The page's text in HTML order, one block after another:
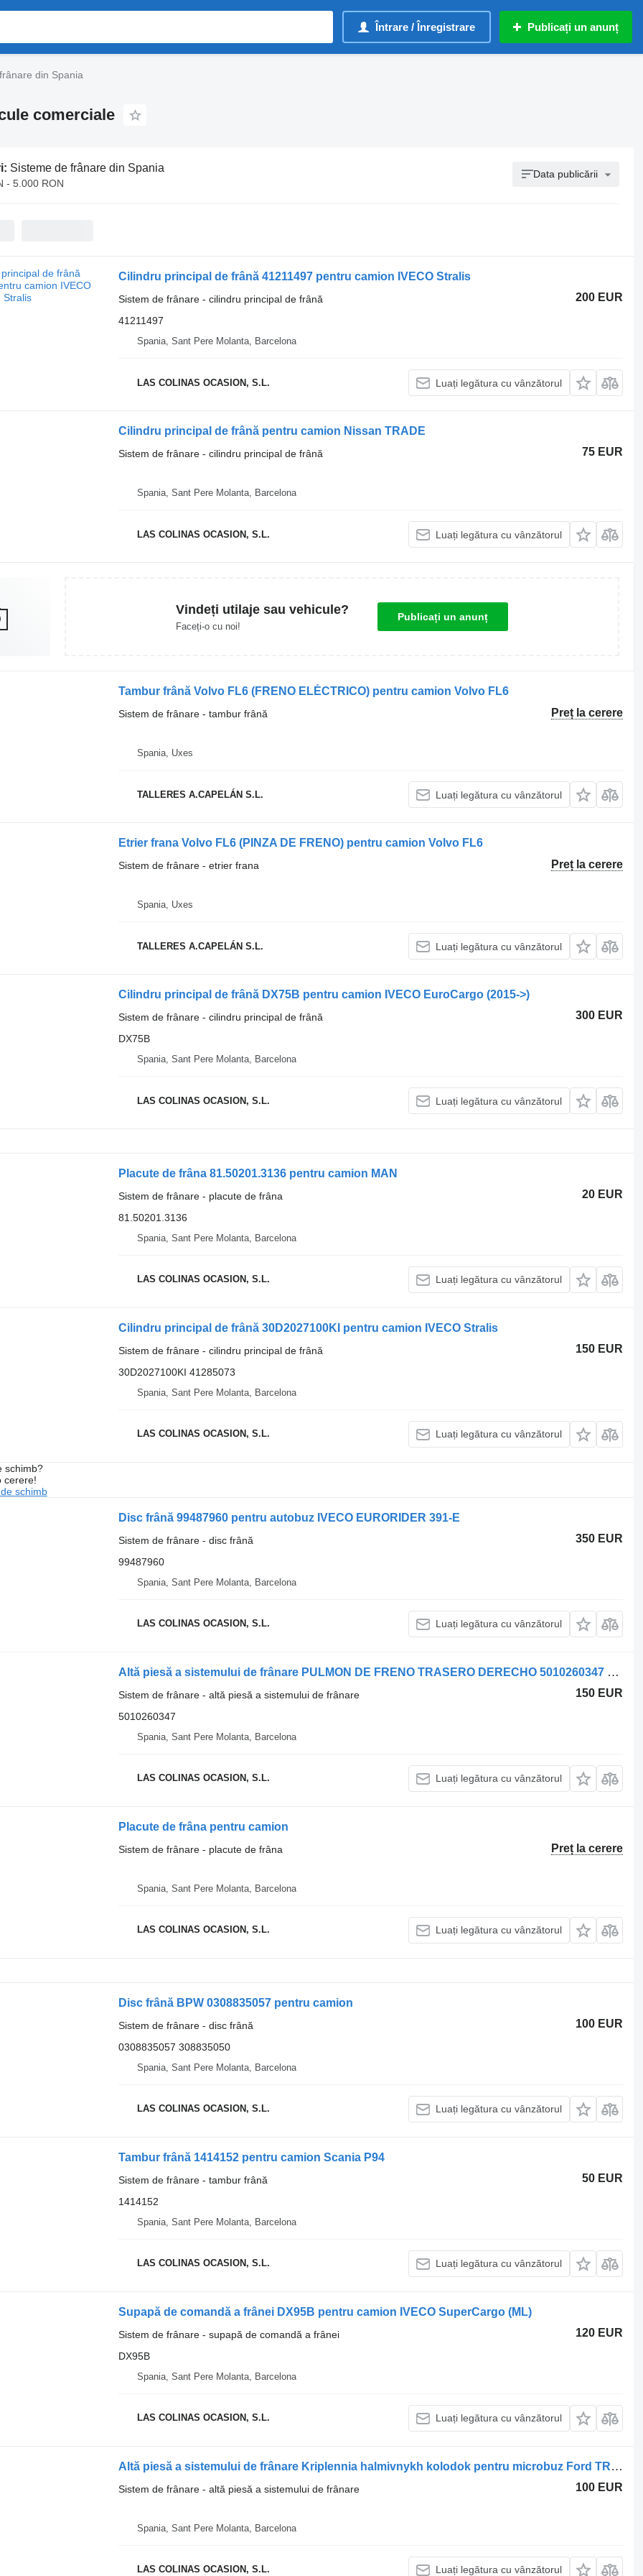
Întrare / Înregistrare Publicați un anunț
din Spania
comerciale
Sisteme de frânare din Spania
- 5.000 RON
Data publicării
Cilindru principal de frână 41211497 pentru camion IVECO Stralis
200 EUR
Sistem de frânare - cilindru principal de frână
41211497
Spania, Sant Pere Molanta, Barcelona
LAS COLINAS OCASION, S.L. Luați legătura cu vânzătorul
Cilindru principal de frână pentru camion Nissan TRADE
75 EUR
Sistem de frânare - cilindru principal de frână
Spania, Sant Pere Molanta, Barcelona
LAS COLINAS OCASION, S.L. Luați legătura cu vânzătorul
Vindeți utilaje sau vehicule?
Faceți-o cu noi!
Publicați un anunț
Tambur frână Volvo FL6 (FRENO ELÉCTRICO) pentru camion Volvo FL6
Preț la cerere
Sistem de frânare - tambur frână
Spania, Uxes
TALLERES A.CAPELÁN S.L. Luați legătura cu vânzătorul
Etrier frana Volvo FL6 (PINZA DE FRENO) pentru camion Volvo FL6
Preț la cerere
Sistem de frânare - etrier frana
Spania, Uxes
TALLERES A.CAPELÁN S.L. Luați legătura cu vânzătorul
Cilindru principal de frână DX75B pentru camion IVECO EuroCargo (2015->)
300 EUR
Sistem de frânare - cilindru principal de frână
DX75B
Spania, Sant Pere Molanta, Barcelona
LAS COLINAS OCASION, S.L. Luați legătura cu vânzătorul
Placute de frâna 81.50201.3136 pentru camion MAN
20 EUR
Sistem de frânare - placute de frâna
81.50201.3136
Spania, Sant Pere Molanta, Barcelona
LAS COLINAS OCASION, S.L. Luați legătura cu vânzătorul
Cilindru principal de frână 30D2027100KI pentru camion IVECO Stralis
150 EUR
Sistem de frânare - cilindru principal de frână
30D2027100KI 41285073
Spania, Sant Pere Molanta, Barcelona
LAS COLINAS OCASION, S.L. Luați legătura cu vânzătorul
schimb?
cerere!
schimb
Disc frână 99487960 pentru autobuz IVECO EURORIDER 391-E
350 EUR
Sistem de frânare - disc frână
99487960
Spania, Sant Pere Molanta, Barcelona
LAS COLINAS OCASION, S.L. Luați legătura cu vânzătorul
Altă piesă a sistemului de frânare PULMON DE FRENO TRASERO DERECHO 5010260347 pentru camion Renault Premium
150 EUR
Sistem de frânare - altă piesă a sistemului de frânare
5010260347
Spania, Sant Pere Molanta, Barcelona
LAS COLINAS OCASION, S.L. Luați legătura cu vânzătorul
Placute de frâna pentru camion
Preț la cerere
Sistem de frânare - placute de frâna
Spania, Sant Pere Molanta, Barcelona
LAS COLINAS OCASION, S.L. Luați legătura cu vânzătorul
Disc frână BPW 0308835057 pentru camion
100 EUR
Sistem de frânare - disc frână
0308835057 308835050
Spania, Sant Pere Molanta, Barcelona
LAS COLINAS OCASION, S.L. Luați legătura cu vânzătorul
Tambur frână 1414152 pentru camion Scania P94
50 EUR
Sistem de frânare - tambur frână
1414152
Spania, Sant Pere Molanta, Barcelona
LAS COLINAS OCASION, S.L. Luați legătura cu vânzătorul
Supapă de comandă a frânei DX95B pentru camion IVECO SuperCargo (ML)
120 EUR
Sistem de frânare - supapă de comandă a frânei
DX95B
Spania, Sant Pere Molanta, Barcelona
LAS COLINAS OCASION, S.L. Luați legătura cu vânzătorul
Altă piesă a sistemului de frânare Kriplennia halmivnykh kolodok pentru microbuz Ford TRANSIT
100 EUR
Sistem de frânare - altă piesă a sistemului de frânare
Spania, Sant Pere Molanta, Barcelona
LAS COLINAS OCASION, S.L. Luați legătura cu vânzătorul